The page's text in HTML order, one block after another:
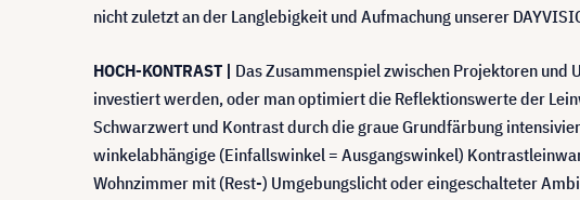
nicht zuletzt an der Langlebigkeit und Aufmachung unserer
HOCH-KONTRAST | Das Zusammenspiel zwischen Projektoren
investiert werden, oder man optimiert die Reflektionswerte der
Schwarzwert und Kontrast durch die graue Grundfärbung
winkelabhängige (Einfallswinkel = Ausgangswinkel)
Wohnzimmer mit (Rest-) Umgebungslicht oder eingeschalteter